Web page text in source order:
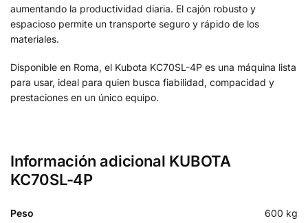
aumentando la productividad diaria. El cajón robusto y
espacioso permite un transporte seguro y rápido de los
materiales.
Disponible en Roma, el Kubota KC70SL-4P es una máquina lista
para usar, ideal para quien busca fiabilidad, compacidad y
prestaciones en un único equipo.
Información adicional KUBOTA
KC70SL-4P
Peso 600 kg